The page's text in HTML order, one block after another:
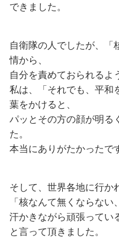
できました。
自衛隊の人でしたが、「
情から、
自分を責めておられるよ
私は、「それでも、平和
葉をかけると、
パッとその方の顔が明る
た。
本当にありがたかったで
そして、世界各地に行か
「核なんて無くならない
汗かきながら頑張ってい
と言って頂きました。